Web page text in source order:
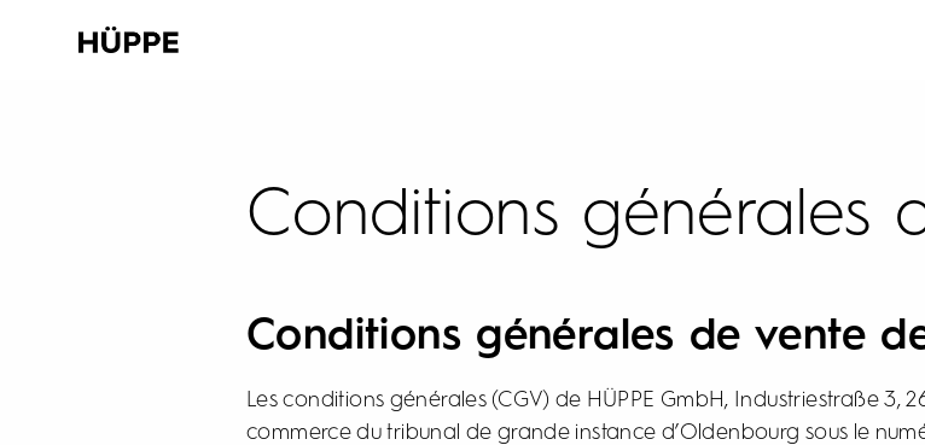
Conditions générales
Conditions générales de vente
Les conditions générales (CGV) de HÜPPE GmbH, Industriestraße 3,
commerce du tribunal de grande instance d’Oldenbourg sous le